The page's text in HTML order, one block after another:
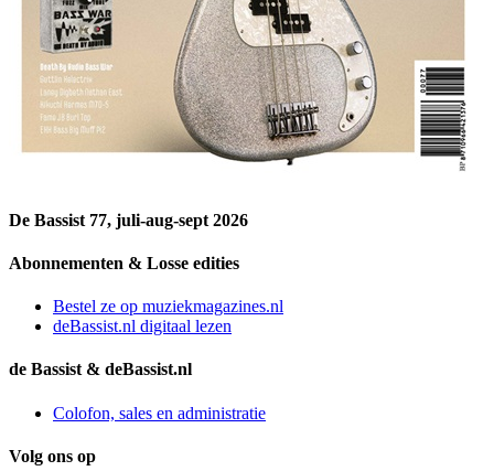
De Bassist 77, juli-aug-sept 2026
Abonnementen & Losse edities
Bestel ze op muziekmagazines.nl
deBassist.nl digitaal lezen
de Bassist & deBassist.nl
Colofon, sales en administratie
Volg ons op